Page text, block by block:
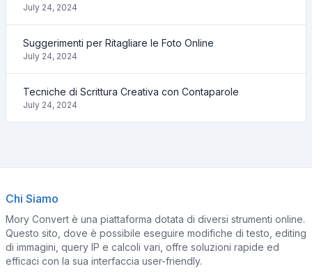
July 24, 2024
Suggerimenti per Ritagliare le Foto Online
July 24, 2024
Tecniche di Scrittura Creativa con Contaparole
July 24, 2024
Chi Siamo
Mory Convert è una piattaforma dotata di diversi strumenti online.
Questo sito, dove è possibile eseguire modifiche di testo, editing
di immagini, query IP e calcoli vari, offre soluzioni rapide ed
efficaci con la sua interfaccia user-friendly.